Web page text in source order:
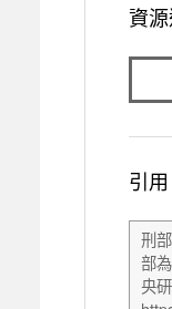
資
引用